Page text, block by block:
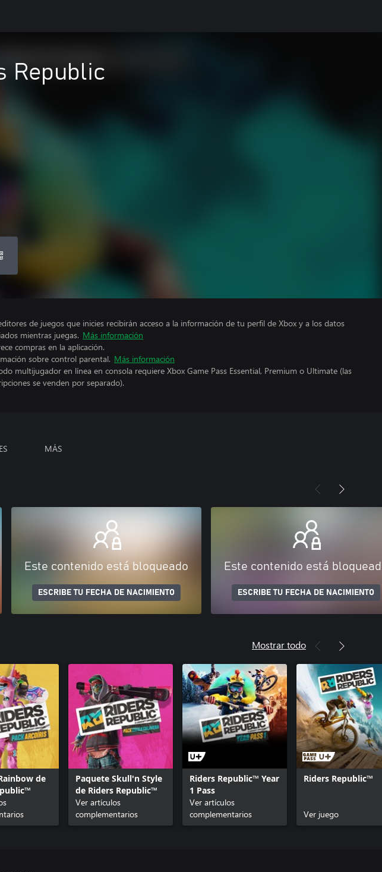
Republic
de juegos que inicies recibirán acceso a la información de tu perfil de Xbox y a los datos
mientras juegas. Más información
compras en la aplicación.
sobre control parental. Más información
multijugador en línea en consola requiere Xbox Game Pass Essential, Premium o Ultimate (las
se venden por separado).
MÁS
Este contenido está bloqueado
ESCRIBE TU FECHA DE NACIMIENTO
Este contenido está
ESCRIBE TU FECHA DE NACIMIENTO
Mostrar todo
de
Paquete Skull'n Style
de Riders Republic™
Ver artículos
complementarios
Riders Republic™ Year
1 Pass
Ver artículos
complementarios
Riders Republic™
Ver juego